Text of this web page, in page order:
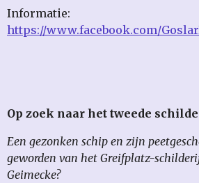
Informatie:
https://www.facebook.com/
Op zoek naar het tweede
Een gezonken schip en zijn
geworden van het Greifplatz-
Geimecke?